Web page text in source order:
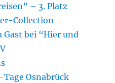
– 3. Platz
Collection
Gast bei “Hier und
Tage Osnabrück